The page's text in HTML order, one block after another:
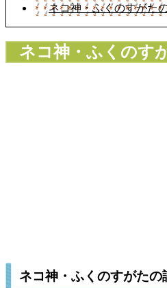
ネコ神・ふくのすがた
ネコ神・ふくのす
ネコ神・ふくのすがたの